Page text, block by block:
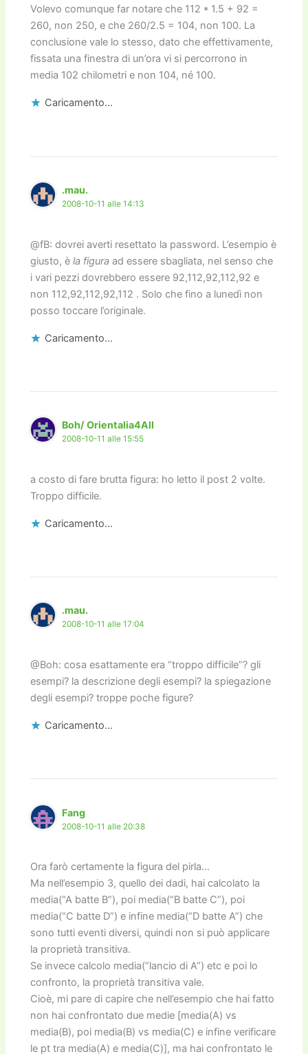
Volevo comunque far notare che 112 * 1.5 + 92 =
260, non 250, e che 260/2.5 = 104, non 100. La
conclusione vale lo stesso, dato che effettivamente,
fissata una finestra di un’ora vi si percorrono in
media 102 chilometri e non 104, né 100.
Caricamento...
.mau.
2008-10-11 alle 14:13
@fB: dovrei averti resettato la password. L’esempio è
giusto, èla figura ad essere sbagliata, nel senso che
i vari pezzi dovrebbero essere 92,112,92,112,92 e
non 112,92,112,92,112 . Solo che fino a lunedì non
posso toccare l’originale.
Caricamento...
Boh/ Orientalia4All
2008-10-11 alle 15:55
a costo di fare brutta figura: ho letto il post 2 volte.
Troppo difficile.
Caricamento...
.mau.
2008-10-11 alle 17:04
@Boh: cosa esattamente era “troppo difficile”? gli
esempi? la descrizione degli esempi? la spiegazione
degli esempi? troppe poche figure?
Caricamento...
Fang
2008-10-11 alle 20:38
Ora farò certamente la figura del pirla…
Ma nell’esempio 3, quello dei dadi, hai calcolato la
media(“A batte B”), poi media(“B batte C”), poi
media(“C batte D”) e infine media(“D batte A”) che
sono tutti eventi diversi, quindi non si può applicare
la proprietà transitiva.
Se invece calcolo media(“lancio di A”) etc e poi lo
confronto, la proprietà transitiva vale.
Cioè, mi pare di capire che nell’esempio che hai fatto
non hai confrontato due medie [media(A) vs
media(B), poi media(B) vs media(C) e infine verificare
le pt tra media(A) e media(C)], ma hai confrontato le